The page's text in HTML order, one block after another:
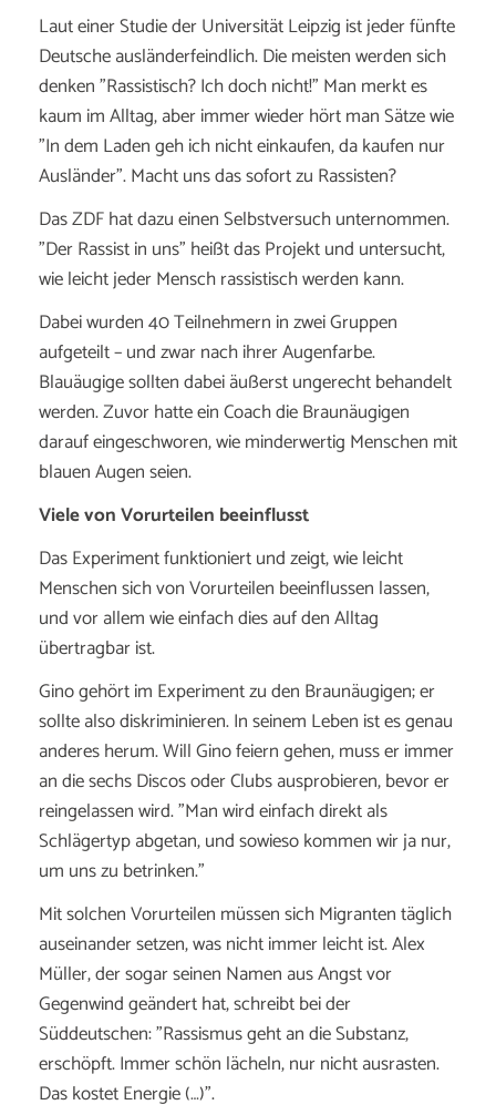
Laut einer Studie der Universität Leipzig ist jeder fünfte
Deutsche ausländerfeindlich. Die meisten werden sich
denken "Rassistisch? Ich doch nicht!" Man merkt es
kaum im Alltag, aber immer wieder hört man Sätze wie
"In dem Laden geh ich nicht einkaufen, da kaufen nur
Ausländer". Macht uns das sofort zu Rassisten?
Das ZDF hat dazu einen Selbstversuch unternommen.
"Der Rassist in uns" heißt das Projekt und untersucht,
wie leicht jeder Mensch rassistisch werden kann.
Dabei wurden 40 Teilnehmern in zwei Gruppen
aufgeteilt – und zwar nach ihrer Augenfarbe.
Blauäugige sollten dabei äußerst ungerecht behandelt
werden. Zuvor hatte ein Coach die Braunäugigen
darauf eingeschworen, wie minderwertig Menschen mit
blauen Augen seien.
Viele von Vorurteilen beeinflusst
Das Experiment funktioniert und zeigt, wie leicht
Menschen sich von Vorurteilen beeinflussen lassen,
und vor allem wie einfach dies auf den Alltag
übertragbar ist.
Gino gehört im Experiment zu den Braunäugigen; er
sollte also diskriminieren. In seinem Leben ist es genau
anderes herum. Will Gino feiern gehen, muss er immer
an die sechs Discos oder Clubs ausprobieren, bevor er
reingelassen wird. "Man wird einfach direkt als
Schlägertyp abgetan, und sowieso kommen wir ja nur,
um uns zu betrinken."
Mit solchen Vorurteilen müssen sich Migranten täglich
auseinander setzen, was nicht immer leicht ist. Alex
Müller, der sogar seinen Namen aus Angst vor
Gegenwind geändert hat, schreibt bei der
Süddeutschen: "Rassismus geht an die Substanz,
erschöpft. Immer schön lächeln, nur nicht ausrasten.
Das kostet Energie (…)".